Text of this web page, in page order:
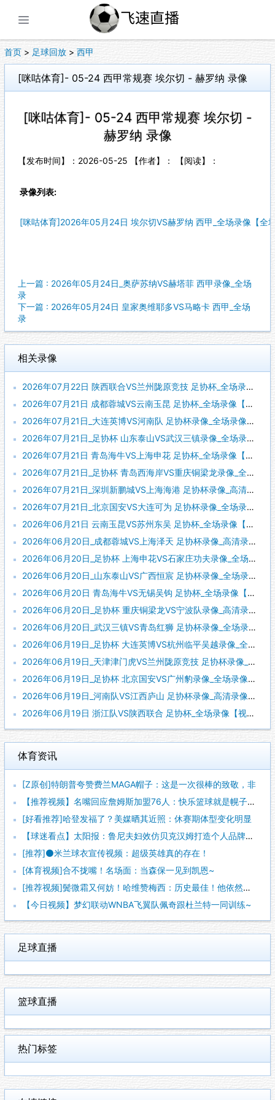
首页 > 足球回放 > 西甲
[咪咕体育]- 05-24 西甲常规赛 埃尔切 - 赫罗纳 录像
[咪咕体育]- 05-24 西甲常规赛 埃尔切 -
赫罗纳 录像
【发布时间】：2026-05-25 【作者】： 【阅读】：
录像列表:
[咪咕体育]2026年05月24日 埃尔切VS赫罗纳 西甲_全场录像【全
上一篇 : 2026年05月24日_奥萨苏纳VS赫塔菲 西甲录像_全场
录
下一篇 : 2026年05月24日 皇家奥维耶多VS马略卡 西甲_全场
录
相关录像
2026年07月22日 陕西联合VS兰州陇原竞技 足协杯_全场录像【全场回放】
2026年07月21日 成都蓉城VS云南玉昆 足协杯_全场录像【全场回放】
2026年07月21日_大连英博VS河南队 足协杯录像_全场录像【全场回放】
2026年07月21日_足协杯 山东泰山VS武汉三镇录像_全场录像【全场回放】
2026年07月21日 青岛海牛VS上海申花 足协杯_全场录像【视频集锦】
2026年07月21日_足协杯 青岛西海岸VS重庆铜梁龙录像_全场录像【高清回放】
2026年07月21日_深圳新鹏城VS上海海港 足协杯录像_高清录像【全场回放】
2026年07月21日_北京国安VS大连可为 足协杯录像_全场录像【视频集锦】
2026年06月21日 云南玉昆VS苏州东吴 足协杯_全场录像【全场回放】
2026年06月20日_成都蓉城VS上海泽天 足协杯录像_高清录像【全场回放】
2026年06月20日_足协杯 上海申花VS石家庄功夫录像_全场录像【高清回放】
2026年06月20日_山东泰山VS广西恒宸 足协杯录像_全场录像【高清回放】
2026年06月20日 青岛海牛VS无锡吴钩 足协杯_全场录像【全场回放】
2026年06月20日_足协杯 重庆铜梁龙VS宁波队录像_高清录像【全场回放】
2026年06月20日_武汉三镇VS青岛红狮 足协杯录像_全场录像【高清回放】
2026年06月19日_足协杯 大连英博VS杭州临平吴越录像_全场录像【高清回放】
2026年06月19日_天津津门虎VS兰州陇原竞技 足协杯录像_全场录像【高清回放】
2026年06月19日_足协杯 北京国安VS广州豹录像_全场录像【视频集锦】
2026年06月19日_河南队VS江西庐山 足协杯录像_高清录像【全场回放】
2026年06月19日 浙江队VS陕西联合 足协杯_全场录像【视频集锦】
体育资讯
[Z原创]特朗普夸赞费兰MAGA帽子：这是一次很棒的致敬，非
【推荐视频】名嘴回应詹姆斯加盟76人：快乐篮球就是幌子，真正
[好看推荐]哈登发福了？美媒晒其近照：休赛期体型变化明显
【球迷看点】太阳报：鲁尼夫妇效仿贝克汉姆打造个人品牌，科琳身
[推荐]⚫米兰球衣宣传视频：超级英雄真的存在！
[体育视频]合不拢嘴！名场面：当森保一见到凯恩~
[推荐视频]鬓微霜又何妨！哈维赞梅西：历史最佳！他依然能在球
【今日视频】梦幻联动WNBA飞翼队佩奇跟杜兰特一同训练~
足球直播
篮球直播
热门标签